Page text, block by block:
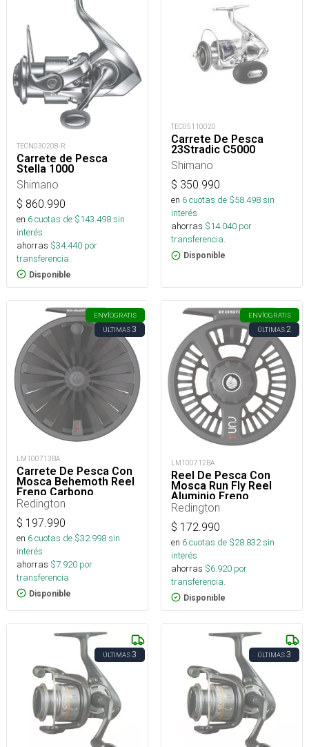
TECN030208-R
Carrete de Pesca
Stella 1000
Shimano
$ 860.990
en 6cuotas de $143.498sin
interés
ahorras $34.440 por
transferencia.
Disponible
TEC05110020
Carrete De Pesca
23Stradic C5000
Shimano
$ 350.990
en 6cuotas de $58.498sin
interés
ahorras $14.040 por
transferencia.
Disponible
ENVÍOGRATIS
ÚLTIMAS3
LM100713BA
Carrete De Pesca Con
Mosca Behemoth Reel
Freno Carbono
Redington
$ 197.990
en 6cuotas de $32.998sin
interés
ahorras $7.920 por
transferencia.
Disponible
ENVÍOGRATIS
ÚLTIMAS2
LM100712BA
Reel De Pesca Con
Mosca Run Fly Reel
Aluminio Freno
Carbono
Redington
$ 172.990
en 6cuotas de $28.832sin
interés
ahorras $6.920 por
transferencia.
Disponible
ÚLTIMAS3 ÚLTIMAS3